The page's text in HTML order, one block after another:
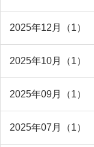
2025年12月（1）
2025年10月（1）
2025年09月（1）
2025年07月（1）